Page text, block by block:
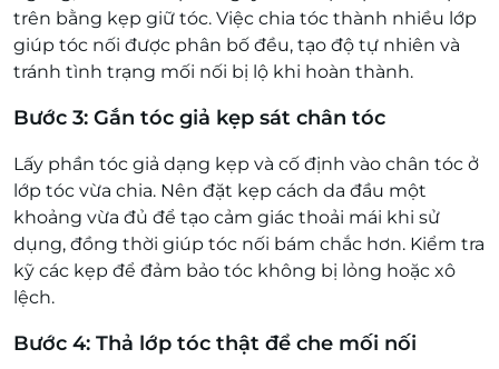
trên bằng kẹp giữ tóc. Việc chia tóc thành nhiều lớp
giúp tóc nối được phân bố đều, tạo độ tự nhiên và
tránh tình trạng mối nối bị lộ khi hoàn thành.
Bước 3: Gắn tóc giả kẹp sát chân tóc
Lấy phần tóc giả dạng kẹp và cố định vào chân tóc ở
lớp tóc vừa chia. Nên đặt kẹp cách da đầu một
khoảng vừa đủ để tạo cảm giác thoải mái khi sử
dụng, đồng thời giúp tóc nối bám chắc hơn. Kiểm tra
kỹ các kẹp để đảm bảo tóc không bị lỏng hoặc xô
lệch.
Bước 4: Thả lớp tóc thật để che mối nối